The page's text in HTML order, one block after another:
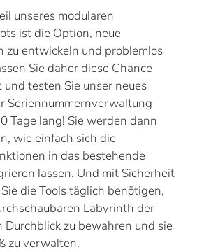
unseres modularen
ist die Option, neue
zu entwickeln und problemlos
Sie daher diese Chance
testen Sie unser neues
Seriennummernverwaltung
Tage lang! Sie werden dann
wie einfach sich die
in das bestehende
lassen. Und mit Sicherheit
die Tools täglich benötigen,
Labyrinth der
Durchblick zu bewahren und sie
zu verwalten.